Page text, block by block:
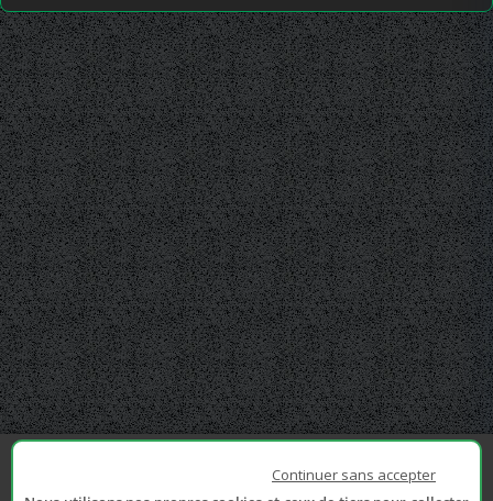
Continuer sans accepter